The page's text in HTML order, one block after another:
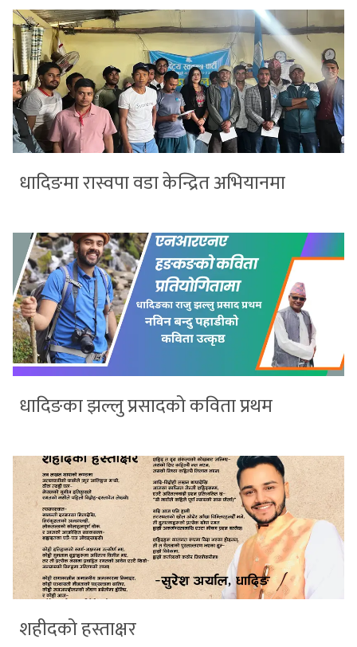
धादिङमा रास्वपा वडा केन्द्रित अभियानमा
धादिङका झल्लु प्रसादको कविता प्रथम
शहीदको हस्ताक्षर